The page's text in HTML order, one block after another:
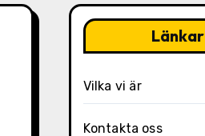
Länkar
Vilka vi är
Kontakta oss